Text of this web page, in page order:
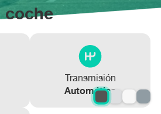
coche
Transmisión
Automático